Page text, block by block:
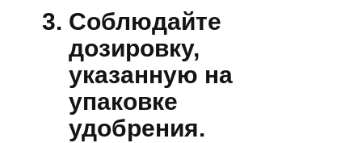
Соблюдайте
дозировку,
указанную на
упаковке
удобрения.